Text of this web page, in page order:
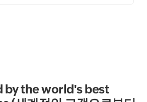
by the world's best